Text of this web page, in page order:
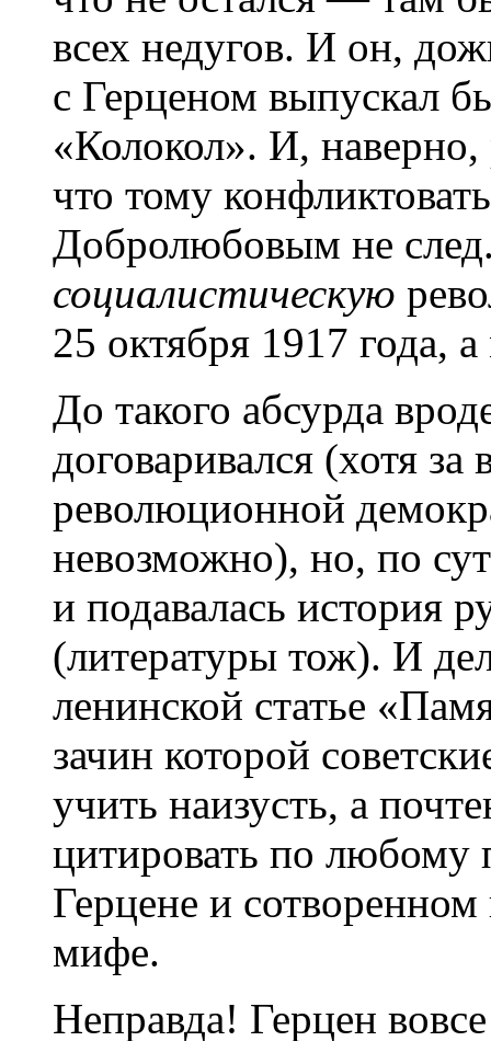
всех недугов. И он,
с Герценом выпускал
«Колокол». И, наверно,
что тому
Добролюбовым не
социалистическую
25 октября 1917 года,
До такого абсурда
договаривался (хотя
революционной
невозможно), но, по
и подавалась история
(литературы тож). И
ленинской статье
зачин которой
учить наизусть, а
цитировать по любому
Герцене и
мифе.
Неправда! Герцен